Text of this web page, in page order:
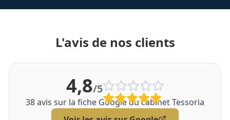
L'avis de nos clients
4,8/5
38avis sur la fiche Google du cabinet Tessoria